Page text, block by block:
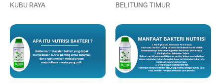
KUBU RAYA
BELITUNG TIMUR